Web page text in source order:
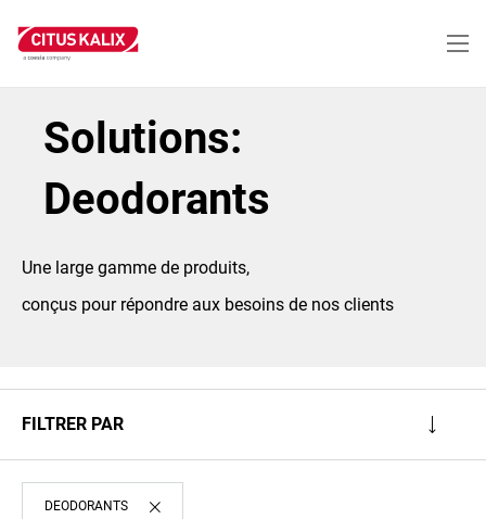
au
contenu
Solutions:
Deodorants
Une large gamme de produits,
conçus pour répondre aux besoins de nos clients
FILTRER PAR
DEODORANTS